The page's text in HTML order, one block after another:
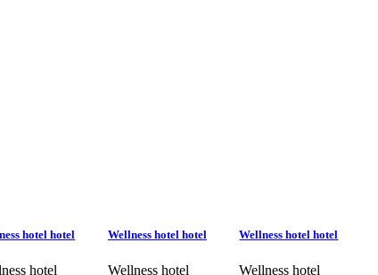
hotel hotel
hotel
Wellness hotel hotel
Wellness hotel
Wellness hotel hotel
Wellness hotel